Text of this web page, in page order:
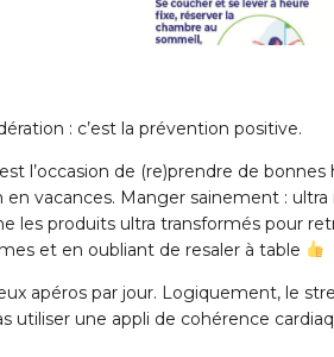
: c’est la prévention positive.
l’occasion de (re)prendre de
vacances. Manger sainement :
les produits ultra transformés pour
et en oubliant de resaler à table
apéros par jour. Logiquement, le
utiliser une appli de cohérence